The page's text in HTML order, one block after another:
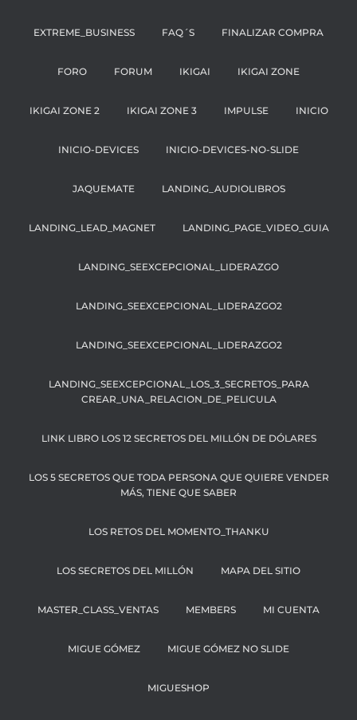
EXTREME_BUSINESS FAQ´S FINALIZAR COMPRA
FORO FORUM IKIGAI IKIGAI ZONE
IKIGAI ZONE 2 IKIGAI ZONE 3 IMPULSE INICIO
INICIO-DEVICES INICIO-DEVICES-NO-SLIDE
JAQUEMATE LANDING_AUDIOLIBROS
LANDING_LEAD_MAGNET LANDING_PAGE_VIDEO_GUIA
LANDING_SEEXCEPCIONAL_LIDERAZGO
LANDING_SEEXCEPCIONAL_LIDERAZGO2
LANDING_SEEXCEPCIONAL_LIDERAZGO2
LANDING_SEEXCEPCIONAL_LOS_3_SECRETOS_PARA
CREAR_UNA_RELACION_DE_PELICULA
LINK LIBRO LOS 12 SECRETOS DEL MILLÓN DE DÓLARES
LOS 5 SECRETOS QUE TODA PERSONA QUE QUIERE VENDER
MÁS, TIENE QUE SABER
LOS RETOS DEL MOMENTO_THANKU
LOS SECRETOS DEL MILLÓN MAPA DEL SITIO
MASTER_CLASS_VENTAS MEMBERS MI CUENTA
MIGUE GÓMEZ MIGUE GÓMEZ NO SLIDE
MIGUESHOP